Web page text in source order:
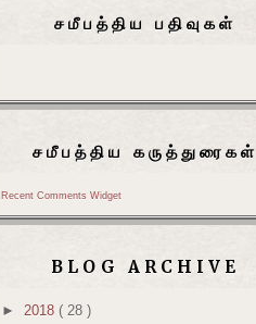
சமீபத்திய பதிவுகள்
சமீபத்திய கருத்துரைகள்
Recent Comments Widget
BLOG ARCHIVE
► 2018 ( 28 )